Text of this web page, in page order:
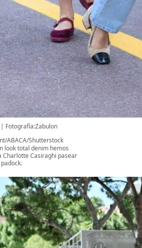
Fotografía:Zabulon
ABACA/Shutterstock
look total denim hemos
Charlotte Casiraghi pasear